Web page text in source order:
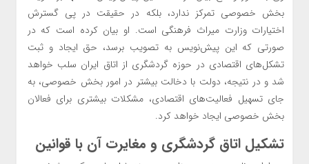
بخش خصوصی تمرکز ندارد، بلکه در حقیقت در پی گسترش
اختیارات وزارت میراث فرهنگی است. او بیان کرده است که در
صورتی که این پیش‌نویس به تصویب برسد، حق ایجاد و ثبت
تشکل‌های اقتصادی در حوزه گردشگری از اتاق ایران سلب خواهد
شد و در نتیجه، دولت با دخالت بیشتر در امور بخش خصوصی، به
جای تسهیل فعالیت‌های اقتصادی، مشکلات بیشتری برای فعالان
بخش خصوصی ایجاد خواهد کرد.
تشکیل اتاق گردشگری و مغایرت آن با قوانین